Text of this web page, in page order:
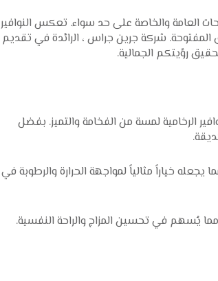
العامة والخاصة على حد سواء. تعكس النوافير
المفتوحة. شركة جرين جراس ، الرائدة في تقديم
رؤيتكم الجمالية.
الرخامية لمسة من الفخامة والتميز. بفضل
خياراً مثالياً لمواجهة الحرارة والرطوبة في
مما يُسهم في تحسين المزاج والراحة النفسية.